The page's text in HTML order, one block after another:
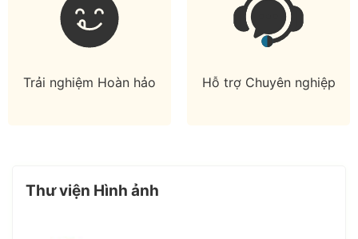
Trải nghiệm Hoàn hảo Hỗ trợ Chuyên nghiệp
Thư viện Hình ảnh